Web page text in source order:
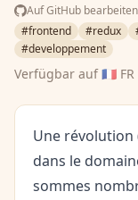
Auf GitHub bearbeiten
#frontend
#redux
#developpement
Verfügbar auf🇫🇷 FR
Une révolution
dans le
sommes